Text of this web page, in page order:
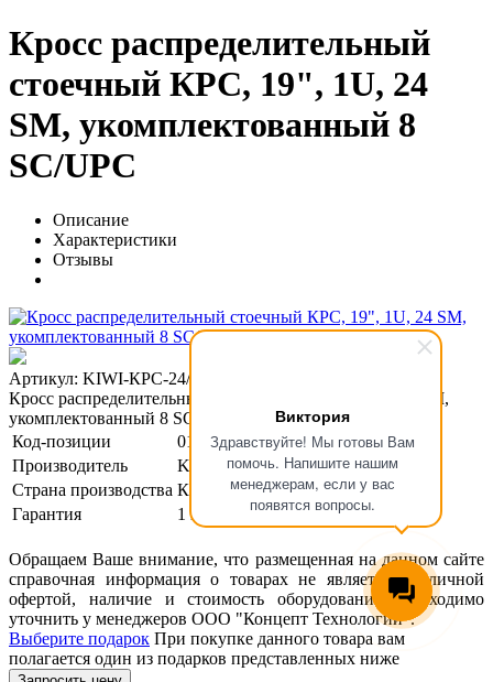
Виктория
Здравствуйте! Мы готовы Вам
помочь. Напишите нашим
менеджерам, если у вас
появятся вопросы.
Кросс распределительный
стоечный КРС, 19", 1U, 24
SM, укомплектованный 8
SC/UPC
Описание
Характеристики
Отзывы
Артикул: KIWI-КРС-24/8-1U-SM-SU
Кросс распределительный стоечный КРС, 19", 1U, 24 SM,
укомплектованный 8 SC/UPC
Код-позиции
01-00006249
Производитель
KIWI
Страна производства Китай
Гарантия
1 год
Обращаем Ваше внимание, что размещенная на данном сайте
справочная информация о товарах не является публичной
офертой, наличие и стоимость оборудования необходимо
уточнить у менеджеров ООО "Концепт Технологии".
Выберите подарок При покупке данного товара вам
полагается один из подарков представленных ниже